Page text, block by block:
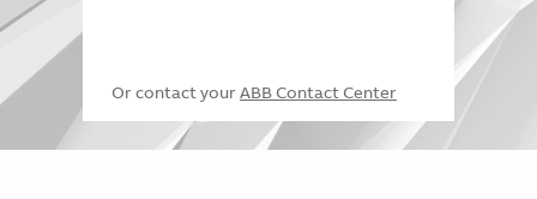
Or contact your ABB Contact Center